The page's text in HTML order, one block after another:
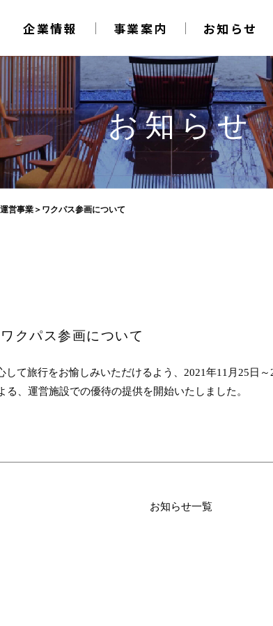
企業情報 事業案内 お知らせ
お知らせ
営事業＞ワクパス参画について
クパス参画について
して旅行をお愉しみいただけるよう、2021年11月25日
、運営施設での優待の提供を開始いたしました。
お知らせ一覧